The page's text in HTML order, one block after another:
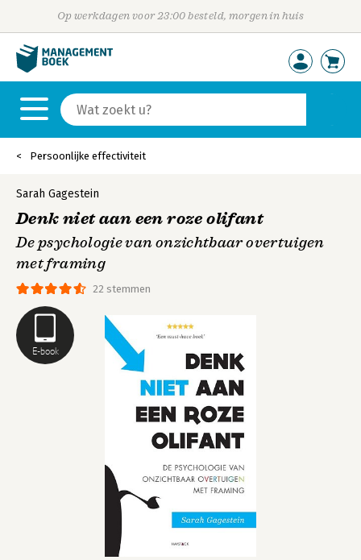
Op werkdagen voor 23:00 besteld, morgen in huis
Persoonlijke effectiviteit
E-book
22 stemmen
Sarah Gagestein
Denk niet aan een roze olifant
De psychologie van onzichtbaar overtuigen
met framing